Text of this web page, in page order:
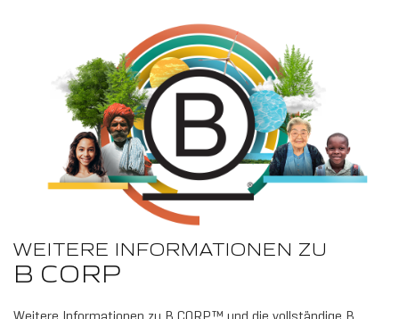
WEITERE INFORMATIONEN ZU
B CORP